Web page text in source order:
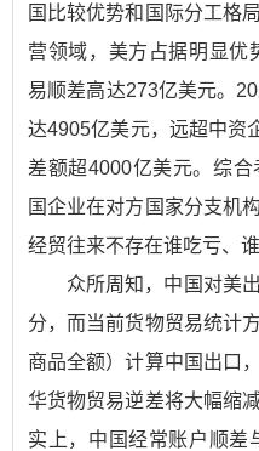
国比较优势和国际分工格
营领域，美方占据明显优
易顺差高达273亿美元。
达4905亿美元，远超中资
差额超4000亿美元。综
国企业在对方国家分支机
经贸往来不存在谁吃亏、
众所周知，中国对美
分，而当前货物贸易统计
商品全额）计算中国出口
华货物贸易逆差将大幅缩
实上，中国经常账户顺差